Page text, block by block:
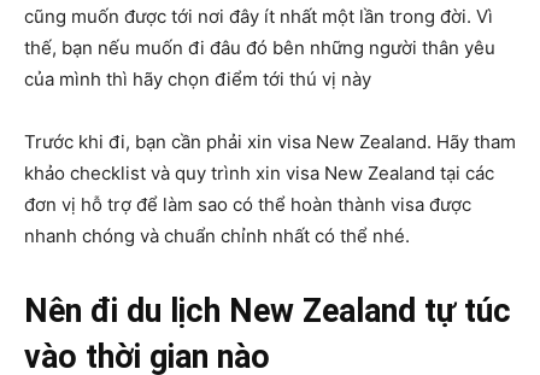
cũng muốn được tới nơi đây ít nhất một lần trong đời. Vì
thế, bạn nếu muốn đi đâu đó bên những người thân yêu
của mình thì hãy chọn điểm tới thú vị này
Trước khi đi, bạn cần phải xin visa New Zealand. Hãy tham
khảo checklist và quy trình xin visa New Zealand tại các
đơn vị hỗ trợ để làm sao có thể hoàn thành visa được
nhanh chóng và chuẩn chỉnh nhất có thể nhé.
Nên đi du lịch New Zealand tự túc
vào thời gian nào